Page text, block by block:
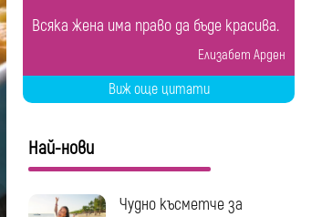
Всяка жена има право да бъде красива.
Елизабет Арден
Виж още цитати
Най-нови
Чудно късметче за